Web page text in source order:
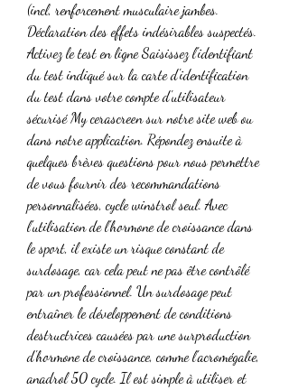
(incl, renforcement musculaire jambes.
Déclaration des effets indésirables suspectés.
Activez le test en ligne Saisissez l'identifiant
du test indiqué sur la carte d'identification
du test dans votre compte d'utilisateur
sécurisé My cerascreen sur notre site web ou
dans notre application. Répondez ensuite à
quelques brèves questions pour nous permettre
de vous fournir des recommandations
personnalisées, cycle winstrol seul. Avec
l'utilisation de l'hormone de croissance dans
le sport, il existe un risque constant de
surdosage, car cela peut ne pas être contrôlé
par un professionnel. Un surdosage peut
entraîner le développement de conditions
destructrices causées par une surproduction
d'hormone de croissance, comme l'acromégalie,
anadrol 50 cycle. Il est simple à utiliser et